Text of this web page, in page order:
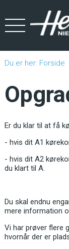
Du er her: Forside
Er du klar til at få
- hvis dit A1
- hvis dit A2
du klart til A.
Du skal endnu
mere information
Vi har prøver flere
hvornår der er